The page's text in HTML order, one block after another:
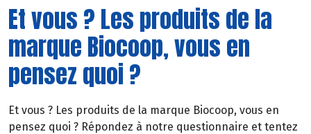
Et vous ? Les produits de la
marque Biocoop, vous en
pensez quoi ?
Et vous ? Les produits de la marque Biocoop, vous en
pensez quoi ? Répondez à notre questionnaire et tentez